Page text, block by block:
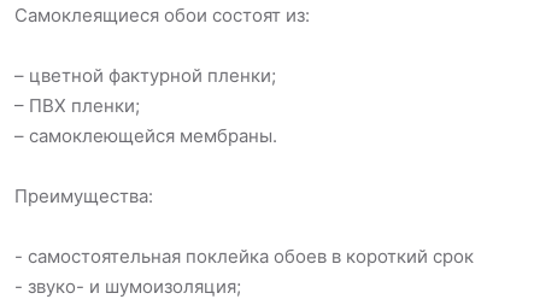
Самоклеящиеся обои состоят из:
– цветной фактурной пленки;
– ПВХ пленки;
– самоклеющейся мембраны.
Преимущества:
- самостоятельная поклейка обоев в короткий срок
- звуко- и шумоизоляция;